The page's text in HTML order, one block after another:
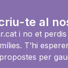
te al
i no et
T’hi
per